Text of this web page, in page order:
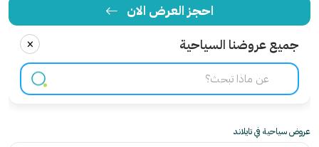
احجز العرض الان
جميع عروضنا السياحية
×
عروض سياحية في تايلاند